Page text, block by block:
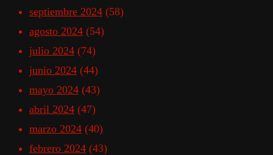
septiembre 2024 (58)
agosto 2024 (54)
julio 2024 (74)
junio 2024 (44)
mayo 2024 (43)
abril 2024 (47)
marzo 2024 (40)
febrero 2024 (43)